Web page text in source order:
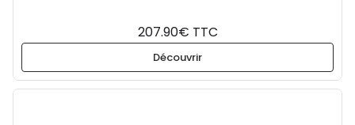
207.90€ TTC
Découvrir